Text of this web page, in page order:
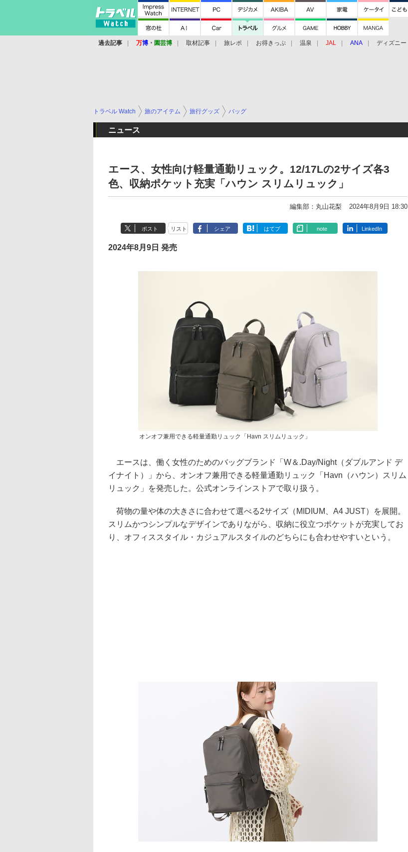
過去記事 万博 ・ 園芸博 取材記事 旅レポ お得きっぷ 温泉 JAL ANA ディズニー
トラベル Watch 旅のアイテム 旅行グッズ バッグ
ニュース
エース、女性向け軽量通勤リュック。12/17Lの2サイズ各3
色、収納ポケット充実「ハウン スリムリュック」
編集部：丸山花梨 2024年8月9日 18:30
ポスト リスト シェア はてブ note LinkedIn
2024年8月9日 発売
オンオフ兼用できる軽量通勤リュック「Havn スリムリュック」
エースは、働く女性のためのバッグブランド「W＆.Day/Night（ダブルアンド デ
イナイト）」から、オンオフ兼用できる軽量通勤リュック「Havn（ハウン）スリム
リュック」を発売した。公式オンラインストアで取り扱う。
荷物の量や体の大きさに合わせて選べる2サイズ（MIDIUM、A4 JUST）を展開。
スリムかつシンプルなデザインでありながら、収納に役立つポケットが充実してお
り、オフィススタイル・カジュアルスタイルのどちらにも合わせやすいという。